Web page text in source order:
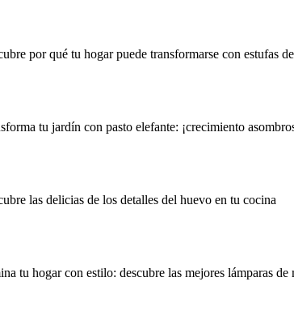
por qué tu hogar puede transformarse con estufas
tu jardín con pasto elefante: ¡crecimiento
las delicias de los detalles del huevo en tu cocina
tu hogar con estilo: descubre las mejores lámparas de